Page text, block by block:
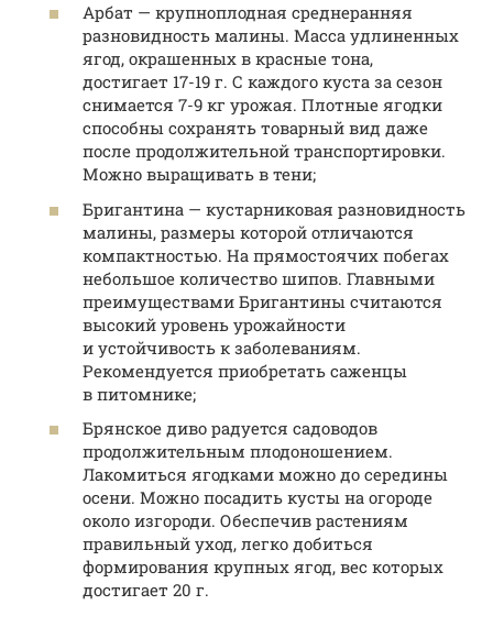
Арбат — крупноплодная среднеранняя
разновидность малины. Масса удлиненных
ягод, окрашенных в красные тона,
достигает 17-19 г. С каждого куста за сезон
снимается 7-9 кг урожая. Плотные ягодки
способны сохранять товарный вид даже
после продолжительной транспортировки.
Можно выращивать в тени;
Бригантина — кустарниковая разновидность
малины, размеры которой отличаются
компактностью. На прямостоячих побегах
небольшое количество шипов. Главными
преимуществами Бригантины считаются
высокий уровень урожайности
и устойчивость к заболеваниям.
Рекомендуется приобретать саженцы
в питомнике;
Брянское диво радуется садоводов
продолжительным плодоношением.
Лакомиться ягодками можно до середины
осени. Можно посадить кусты на огороде
около изгороди. Обеспечив растениям
правильный уход, легко добиться
формирования крупных ягод, вес которых
достигает 20 г.